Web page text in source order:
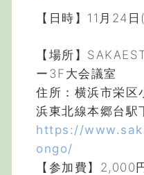
【日時】11月24
【場所】
ー3F大会議室
住所：横浜市栄
浜東北線本郷台駅
https://
ongo/
【参加費】2,000